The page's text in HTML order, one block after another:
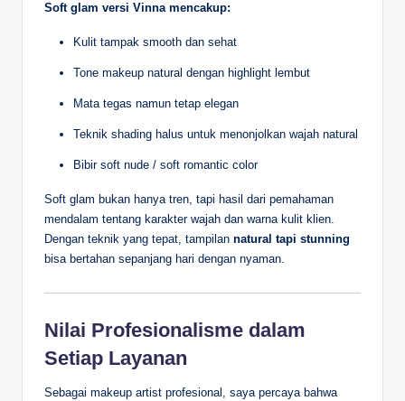
Soft glam versi Vinna mencakup:
Kulit tampak smooth dan sehat
Tone makeup natural dengan highlight lembut
Mata tegas namun tetap elegan
Teknik shading halus untuk menonjolkan wajah natural
Bibir soft nude / soft romantic color
Soft glam bukan hanya tren, tapi hasil dari pemahaman
mendalam tentang karakter wajah dan warna kulit klien.
Dengan teknik yang tepat, tampilan natural tapi stunning
bisa bertahan sepanjang hari dengan nyaman.
Nilai Profesionalisme dalam
Setiap Layanan
Sebagai makeup artist profesional, saya percaya bahwa